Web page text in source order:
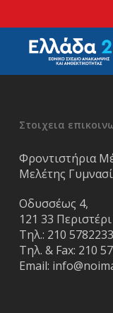
Στοιχεια
Φροντιστήρια
Μελέτης
Οδυσσέως 4,
121 33 Περιστέρι
Τηλ.: 210 5782233
Τηλ. & Fax: 210
Email: